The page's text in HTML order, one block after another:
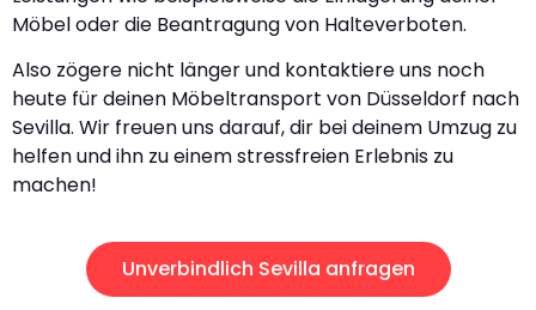
Möbel oder die Beantragung von Halteverboten.
Also zögere nicht länger und kontaktiere uns noch
heute für deinen Möbeltransport von Düsseldorf nach
Sevilla. Wir freuen uns darauf, dir bei deinem Umzug zu
helfen und ihn zu einem stressfreien Erlebnis zu
machen!
Unverbindlich Sevilla anfragen